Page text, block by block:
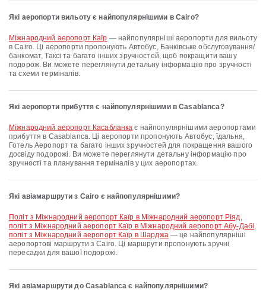
Які аеропорти вильоту є найпопулярнішими в Cairo?
Міжнародний аеропорт Каїр — найпопулярніші аеропорти для вильоту
в Cairo. Ці аеропорти пропонують Автобус, Банківське обслуговування/
банкомат, Таксі та багато інших зручностей, щоб покращити вашу
подорож. Ви можете переглянути детальну інформацію про зручності
та схеми терміналів.
Які аеропорти прибуття є найпопулярнішими в Casablanca?
Міжнародний аеропорт Касабланка є найпопулярнішими аеропортами
прибуття в Casablanca. Ці аеропорти пропонують Автобус, їдальня,
Готель Аеропорт та багато інших зручностей для покращення вашого
досвіду подорожі. Ви можете переглянути детальну інформацію про
зручності та планування терміналів у цих аеропортах.
Які авіамаршрути з Cairo є найпопулярнішими?
політ з Міжнародний аеропорт Каїр в Міжнародний аеропорт Ріяд,
політ з Міжнародний аеропорт Каїр в Міжнародний аеропорт Абу-Дабі,
політ з Міжнародний аеропорт Каїр в Шарджа— це найпопулярніші
аеропортові маршрути з Cairo. Ці маршрути пропонують зручні
пересадки для вашої подорожі.
Які авіамаршрути до Casablanca є найпопулярнішими?